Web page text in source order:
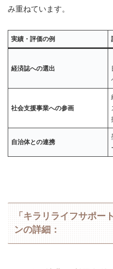
み重ねています。
実績・評価の例
経済誌への選出
社会支援事業への参画
自治体との連携
「キラリライフサポー
ンの詳細：